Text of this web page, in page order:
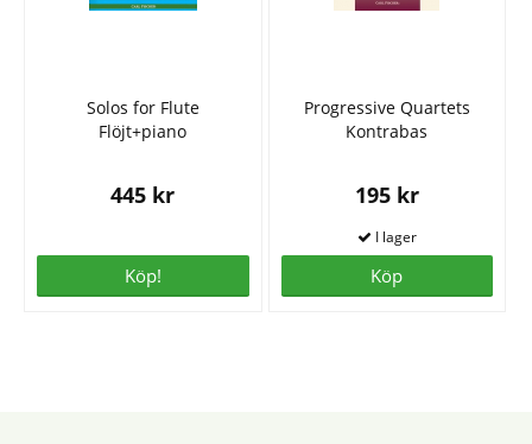
Solos for Flute
Flöjt+piano
445 kr
Köp!
Progressive Quartets
Kontrabas
195 kr
Köp